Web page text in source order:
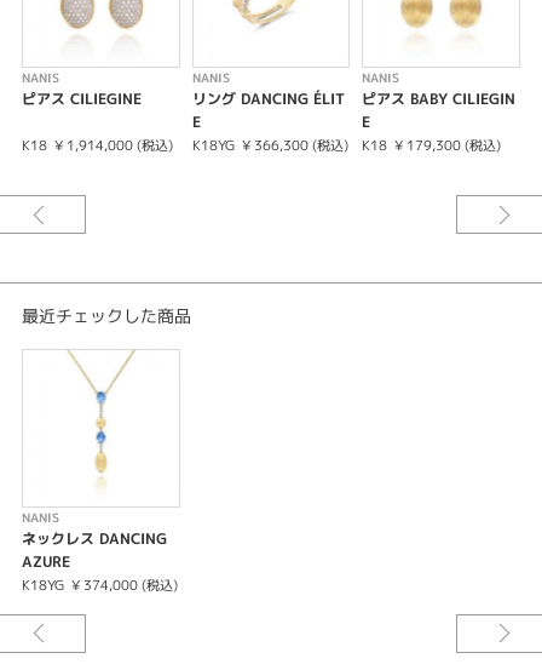
カラット
0.04ct
ンブルートパーズです。ラウラはこの石がとても好きで多くのジュエリーに
使っています。 18Kゴールド、ダイヤモンド、ロンドンブルートパーズを使
Nanisタッチ？ チェーンには2つのリングがついており、好みや装いに合わ
せてネックレスの長さを調整することができます。
NANIS
ピアス CILIEGINE
K18 ¥ 1,914,000 (税込)
NANIS
リング DANCING ÉLIT
E
K18YG ¥ 366,300 (税込)
NANIS
ピアス BABY CILIEGIN
E
K18 ¥ 179,300 (税込)
最近チェックした商品
NANIS
ネックレス DANCING
AZURE
K18YG ¥ 374,000 (税込)